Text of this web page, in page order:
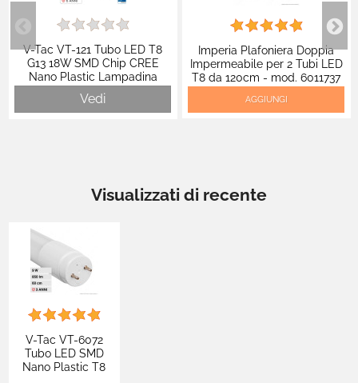
V-Tac VT-121 Tubo LED T8
G13 18W SMD Chip CREE
Nano Plastic Lampadina
120cm con Starter - SKU
216536 / 216546 / 216556
Vedi
Imperia Plafoniera Doppia
Impermeabile per 2 Tubi LED
T8 da 120cm - mod. 6011737
AGGIUNGI
Visualizzati di recente
V-Tac VT-6072
Tubo LED SMD
Nano Plastic T8